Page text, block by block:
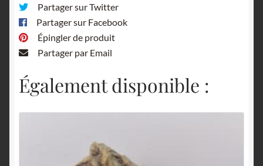
Partager sur Twitter
Partager sur Facebook
Épingler de produit
Partager par Email
Également disponible :